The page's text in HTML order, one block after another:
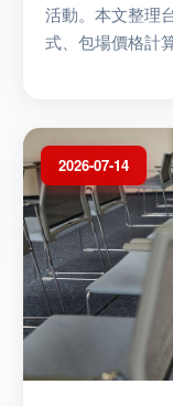
活動。本文整理
式、包場價格計
2026-07-14